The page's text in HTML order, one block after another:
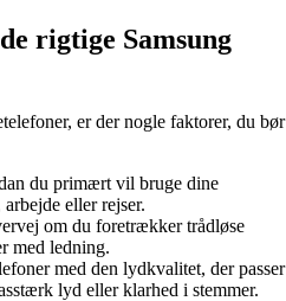
rigtige Samsung
er der nogle faktorer, du bør
du primært vil bruge dine
eller rejser.
om du foretrækker trådløse
med ledning.
med den lydkvalitet, der passer
lyd eller klarhed i stemmer.